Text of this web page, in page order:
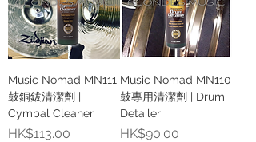
Music Nomad MN111
鼓銅鈸清潔劑 |
Cymbal Cleaner
價格
HK$113.00
Music Nomad MN110
鼓專用清潔劑 | Drum
Detailer
價格
HK$90.00